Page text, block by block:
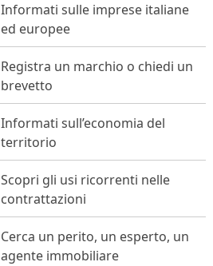
Informati sulle imprese italiane
ed europee
Registra un marchio o chiedi un
brevetto
Informati sull’economia del
territorio
Scopri gli usi ricorrenti nelle
contrattazioni
Cerca un perito, un esperto, un
agente immobiliare